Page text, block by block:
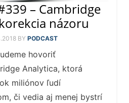
– Cambridge
názoru
BY PODCAST
hovoriť
Analytica, ktorá
miliónov ľudí
či vedia aj menej bystrí